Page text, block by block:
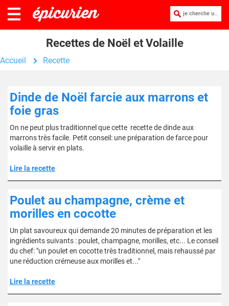
je cherche une recette :
Recettes de Noël et Volaille
Accueil Recette
Dinde de Noël farcie aux marrons et
foie gras
On ne peut plus traditionnel que cette recette de dinde aux
marrons très facile. Petit conseil: une préparation de farce pour
volaille à servir en plats.
Lire la recette
Poulet au champagne, crème et
morilles en cocotte
Un plat savoureux qui demande 20 minutes de préparation et les
ingrédients suivants : poulet, champagne, morilles, etc... Le conseil
du chef: "un poulet en cocotte très traditionnel, mais rehaussé par
une réduction crémeuse aux morilles et..."
Lire la recette